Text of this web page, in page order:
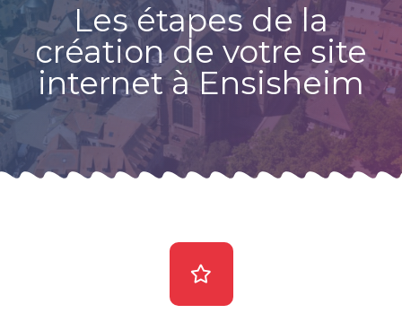
Les étapes de la
création de votre site
internet à Ensisheim